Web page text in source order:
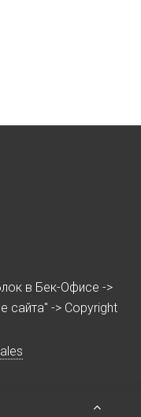
в Бек-Офисе ->
сайта" -> Copyright